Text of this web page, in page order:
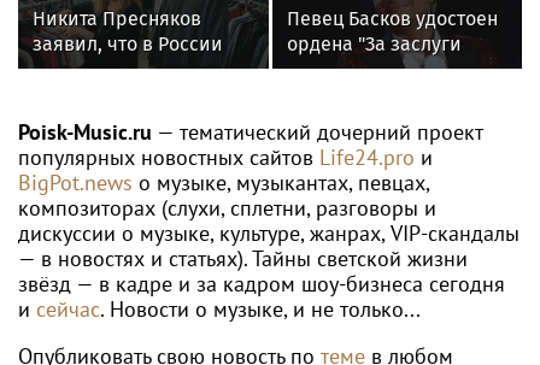
Никита Пресняков
заявил, что в России
его обидели. И
из-за политики
Певец Басков удостоен
ордена "За заслуги
перед Отечеством" IV
Poisk-Music.ru — тематический дочерний проект
популярных новостных сайтов Life24.pro и
BigPot.news о музыке, музыкантах, певцах,
композиторах (слухи, сплетни, разговоры и
дискуссии о музыке, культуре, жанрах, VIP-скандалы
— в новостях и статьях). Тайны светской жизни
звёзд — в кадре и за кадром шоу-бизнеса сегодня
и сейчас. Новости о музыке, и не только...
Опубликовать свою новость по теме в любом